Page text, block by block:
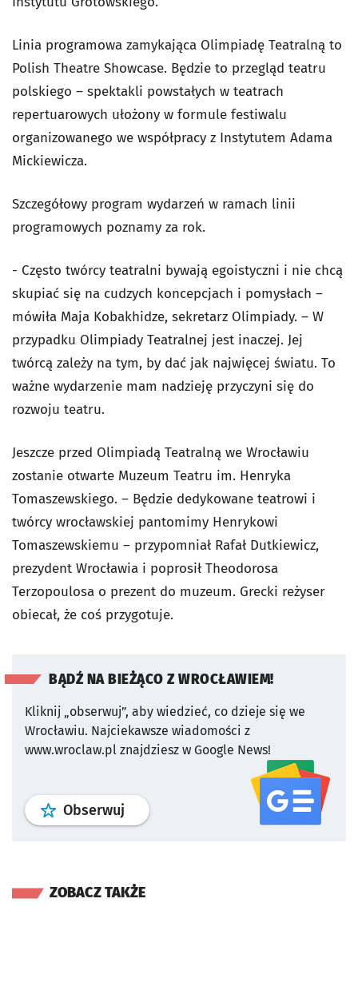
Linia programowa zamykająca Olimpiadę Teatralną to
Polish Theatre Showcase. Będzie to przegląd teatru
polskiego – spektakli powstałych w teatrach
repertuarowych ułożony w formule festiwalu
organizowanego we współpracy z Instytutem Adama
Mickiewicza.
Szczegółowy program wydarzeń w ramach linii
programowych poznamy za rok.
- Często twórcy teatralni bywają egoistyczni i nie chcą
skupiać się na cudzych koncepcjach i pomysłach –
mówiła Maja Kobakhidze, sekretarz Olimpiady. – W
przypadku Olimpiady Teatralnej jest inaczej. Jej
twórcą zależy na tym, by dać jak najwięcej światu. To
ważne wydarzenie mam nadzieję przyczyni się do
rozwoju teatru.
Jeszcze przed Olimpiadą Teatralną we Wrocławiu
zostanie otwarte Muzeum Teatru im. Henryka
Tomaszewskiego. – Będzie dedykowane teatrowi i
twórcy wrocławskiej pantomimy Henrykowi
Tomaszewskiemu – przypomniał Rafał Dutkiewicz,
prezydent Wrocławia i poprosił Theodorosa
Terzopoulosa o prezent do muzeum. Grecki reżyser
obiecał, że coś przygotuje.
BĄDŹ NA BIEŻĄCO Z WROCŁAWIEM!
Kliknij „obserwuj”, aby wiedzieć, co dzieje się we
Wrocławiu. Najciekawsze wiadomości z
www.wroclaw.pl znajdziesz w Google News!
Obserwuj profil serwisu
ZOBACZ TAKŻE